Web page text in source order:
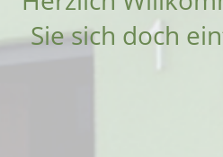
Sie sich doch